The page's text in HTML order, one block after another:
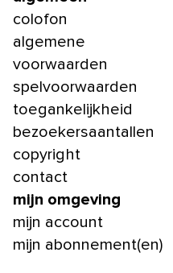
colofon
algemene
voorwaarden
spelvoorwaarden
toegankelijkheid
bezoekersaantallen
copyright
contact
mijn omgeving
mijn account
mijn abonnement(en)